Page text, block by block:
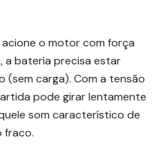
o motor com força
a bateria precisa estar
(sem carga). Com a tensão
pode girar lentamente
som característico de
fraco.